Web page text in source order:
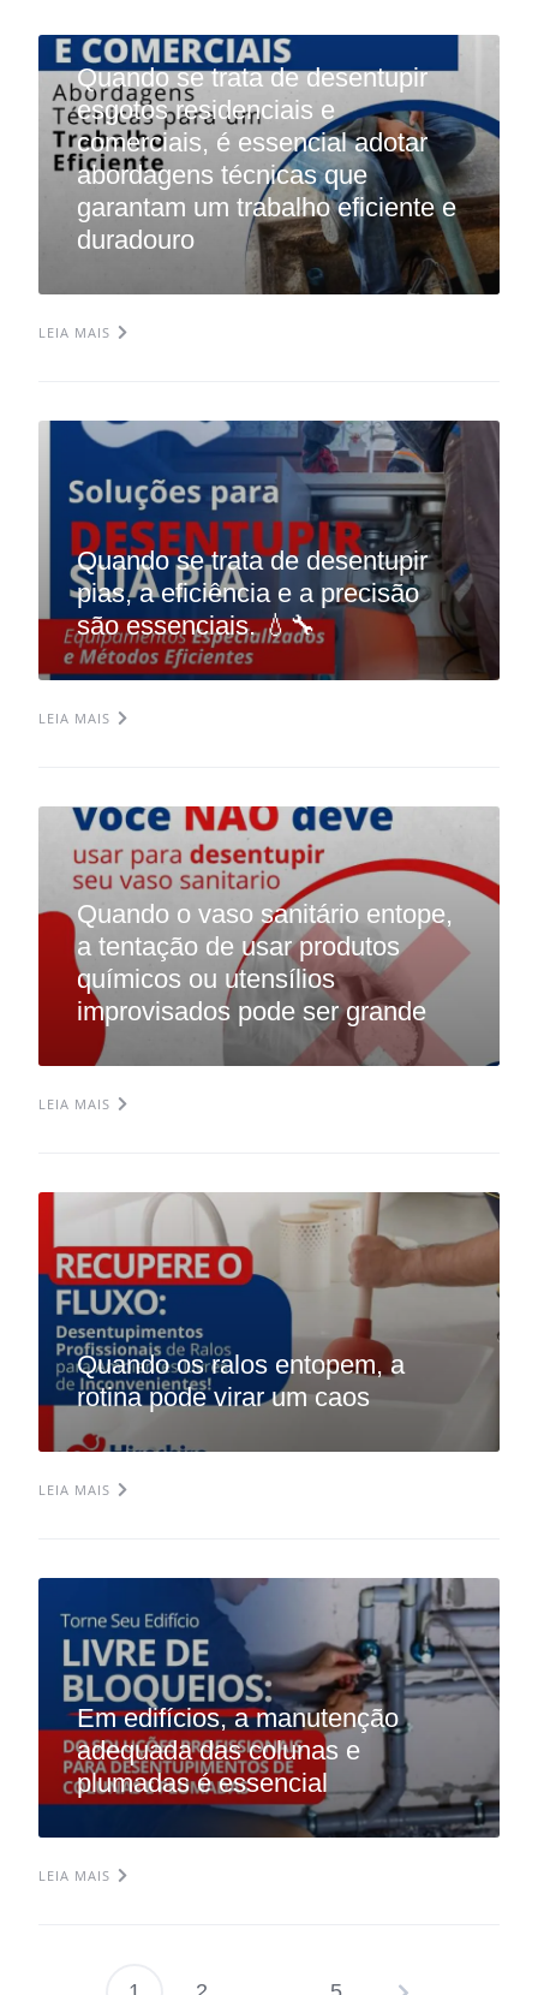
Quando se trata de desentupir
esgotos residenciais e
comerciais, é essencial adotar
abordagens técnicas que
garantam um trabalho eficiente e
duradouro
LEIA MAIS
Quando se trata de desentupir
pias, a eficiência e a precisão
são essenciais. 💧🔧
LEIA MAIS
Quando o vaso sanitário entope,
a tentação de usar produtos
químicos ou utensílios
improvisados pode ser grande
LEIA MAIS
Quando os ralos entopem, a
rotina pode virar um caos
LEIA MAIS
Em edifícios, a manutenção
adequada das colunas e
plumadas é essencial
LEIA MAIS